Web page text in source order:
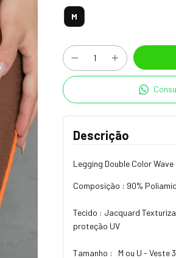
M
Descrição
Legging Double Color Wave
Composição : 90%
Tecido : Jacquard
proteção UV
Tamanho : M ou U - Veste